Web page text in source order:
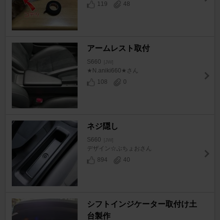
119
48
アームレスト取付
S660 [JW]
★N.aniki660★さん
108
0
ネジ隠し
S660 [JW]
デザイン☆ぶちょおさん
894
40
シフトインジケーター取付け土
台製作